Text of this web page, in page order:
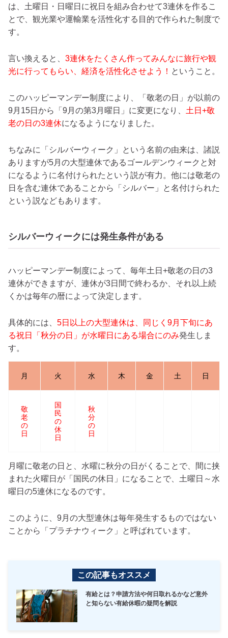
は、土曜日・日曜日に祝日を組み合わせて3連休を作るこ
とで、観光業や運輸業を活性化する目的で作られた制度で
す。
言い換えると、 3連休をたくさん作ってみんなに旅行や観
光に行ってもらい、経済を活性化させよう！ ということ。
このハッピーマンデー制度により、「敬老の日」が以前の
9月15日から「9月の第3月曜日」に変更になり、 土日+敬
老の日の3連休になるようになりました。
ちなみに「シルバーウィーク」という名前の由来は、諸説
ありますが5月の大型連休であるゴールデンウィークと対
になるように名付けられたという説が有力。他には敬老の
日を含む連休であることから「シルバー」と名付けられた
という説などもあります。
シルバーウィークには発生条件がある
ハッピーマンデー制度によって、毎年土日+敬老の日の3
連休ができますが、連休が3日間で終わるか、それ以上続
くかは毎年の暦によって決定します。
具体的には、 5日以上の大型連休は、同じく9月下旬にあ
る祝日「秋分の日」が水曜日にある場合にのみ発生しま
す。
月 火 水 木 金 土 日
敬
老
の
日
国
民
の
休
日
秋
分
の
日
月曜に敬老の日と、水曜に秋分の日がくることで、間に挟
まれた火曜日が「国民の休日」になることで、土曜日～水
曜日の5連休になるのです。
このように、9月の大型連休は毎年発生するものではない
ことから「プラチナウィーク」と呼ばれています。
この記事もオススメ
有給とは？申請方法や何日取れるかなど意外
と知らない有給休暇の疑問を解説